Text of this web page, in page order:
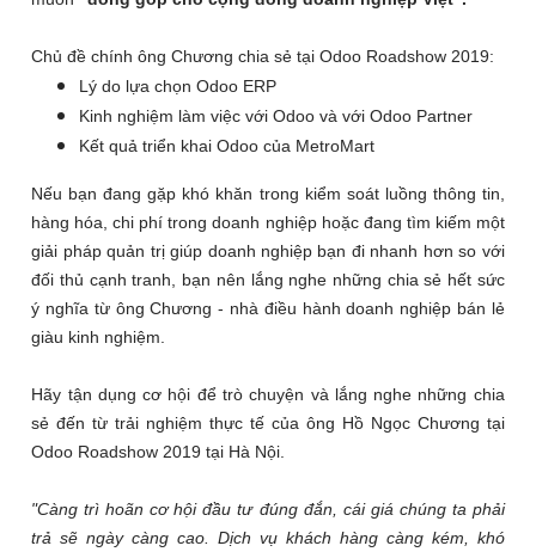
Chủ đề chính ông Chương chia sẻ tại Odoo Roadshow 2019:
Lý do lựa chọn Odoo ERP
Kinh nghiệm làm việc với Odoo và với Odoo Partner
Kết quả triển khai Odoo của MetroMart
Nếu bạn đang gặp khó khăn trong kiểm soát luồng thông tin,
hàng hóa, chi phí trong doanh nghiệp hoặc đang tìm kiếm một
giải pháp quản trị giúp doanh nghiệp bạn đi nhanh hơn so với
đối thủ cạnh tranh, bạn nên lắng nghe những chia sẻ hết sức
ý nghĩa từ ông Chương - nhà điều hành doanh nghiệp bán lẻ
giàu kinh nghiệm.
Hãy tận dụng cơ hội để trò chuyện và lắng nghe những chia
sẻ đến từ trải nghiệm thực tế của ông Hồ Ngọc Chương tại
Odoo Roadshow 2019 tại Hà Nội.
"Càng trì hoãn cơ hội đầu tư đúng đắn, cái giá chúng ta phải
trả sẽ ngày càng cao. Dịch vụ khách hàng càng kém, khó